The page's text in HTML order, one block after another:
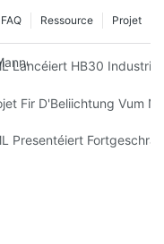
Projet
Ressource
FAQ
Energie Wéi Aner
Lancéiert HB30
Vun LED
Fir D'Beliichtung Vum
Sollt, Wann Dir En
Presentéiert